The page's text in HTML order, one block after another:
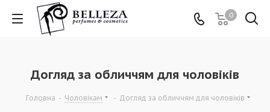
0
Догляд за обличчям для чоловіків
Головна - Чоловікам - Догляд за обличчям для чоловіків